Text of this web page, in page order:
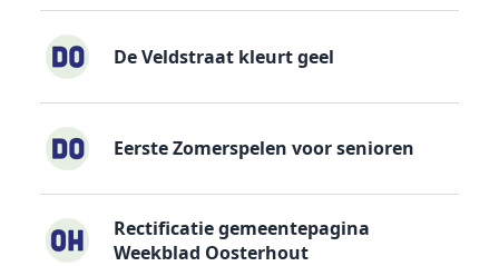
De Veldstraat kleurt geel
Eerste Zomerspelen voor senioren
Rectificatie gemeentepagina
Weekblad Oosterhout